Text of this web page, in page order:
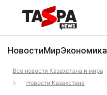
НовостиМирЭкономика
Все новости Казахстана и мира
Новости Казахстана